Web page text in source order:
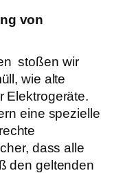
von
stoßen wir
wie alte
Elektrogeräte.
eine spezielle
dass alle
den geltenden